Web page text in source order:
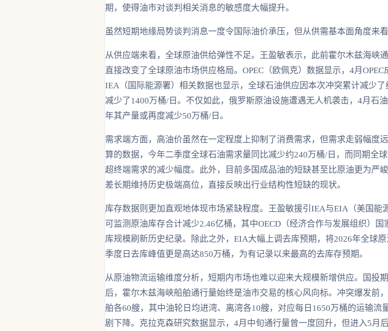
期，使得油市对谈判相关消息的敏感度大幅提升。
虽然短期地缘局势谈判消息一度令国际油价承压，但从供需基本面角度来
从供应端来看，全球原油供给弹性不足。王盈敏表示，此前霍尔木兹海峡
直接改变了全球原油市场供应格局。OPEC（欧佩克）数据显示，4月
IEA（国际能源署）相关数据也显示，全球石油供应因本次冲突累计减少
减少了1400万桶/日。不仅如此，俄罗斯原油设施遭遇无人机袭击，4月石
年其产量或再度减少50万桶/日。
需求端方面，高油价虽然在一定程度上抑制了消费需求，但需求走弱幅度
算的数据，今年二季度全球石油需求量同比减少约240万桶/日，而同期全
超终端需求的减少幅度。此外，目前多国成品油的短缺甚至比原油更为严
差长期维持历史极端高位，直接反映出行业结构性短缺的现状。
库存数据则更加直观地体现市场紧缺程度。王盈敏援引IEA与EIA（美国
可监测原油库存合计减少2.46亿桶，其中OECD（经济合作与发展组织）
库规模刷新历史纪录。除此之外，EIA大幅上调去库预期，将2026年全球
季度日去库峰值更是高达850万桶，为有记录以来最高的去库存预期。
从原油物流运输维度分析，短期内市场也难以迎来大规模新增供应。国投
后，霍尔木兹海峡船舶通行量始终是油市交易的核心风向标。冲突爆发前
舶各60艘，其中油轮日均进湾、离湾各10艘，对应每日1650万桶的运输
剧下降。克拉克森研究数据显示，4月中旬通行量曾一度回升，但进入5月